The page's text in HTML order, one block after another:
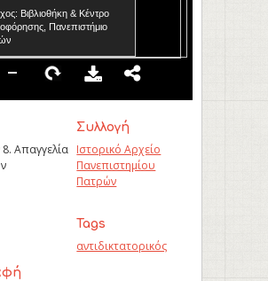
Βιβλιοθήκη & Κέντρο
Πανεπιστήμιο
Απαγγελία
Συλλογή
Ιστορικό Αρχείο
Πανεπιστημίου
Πατρών
Tags
αντιδικτατορικός